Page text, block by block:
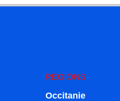
REGIONS
Occitanie